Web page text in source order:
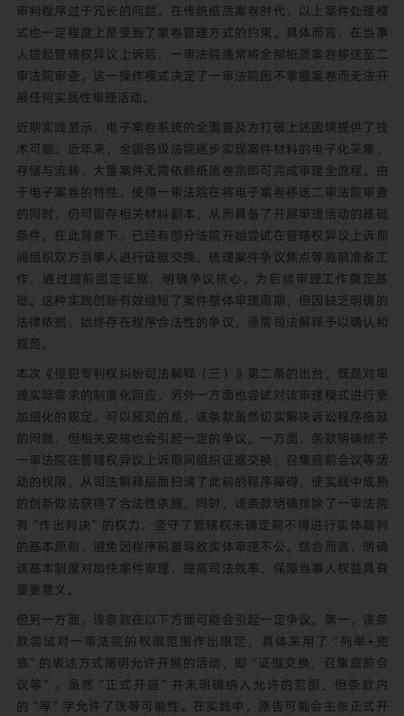
审判程序过于冗长的问题。在传统纸质案卷时代，以上案件处理模
式也一定程度上是受到了案卷管理方式的约束。具体而言，在当事
人提起管辖权异议上诉后，一审法院通常将全部纸质案卷移送至二
审法院审查。这一操作模式决定了一审法院因不掌握案卷而无法开
展任何实质性审理活动。
近期实践显示，电子案卷系统的全面普及为打破上述困境提供了技
术可能。近年来，全国各级法院逐步实现案件材料的电子化采集、
存储与流转，大量案件无需依赖纸质卷宗即可完成审理全流程。由
于电子案卷的特性，使得一审法院在将电子案卷移送二审法院审查
的同时，仍可留存相关材料副本，从而具备了开展审理活动的基础
条件。在此背景下，已经有部分法院开始尝试在管辖权异议上诉期
间组织双方当事人进行证据交换、梳理案件争议焦点等庭前准备工
作，通过提前固定证据、明确争议核心，为后续审理工作奠定基
础。这种实践创新有效缩短了案件整体审理周期，但因缺乏明确的
法律依据，始终存在程序合法性的争议，亟需司法解释予以确认和
规范。
本次《侵犯专利权纠纷司法解释（三）》第二条的出台，既是对审
理实际需求的制度化回应，另外一方面也尝试对该审理模式进行更
加细化的规定。可以预见的是，该条款虽然切实解决诉讼程序拖延
的问题，但相关安排也会引起一定的争议。一方面，条款明确赋予
一审法院在管辖权异议上诉期间组织证据交换、召集庭前会议等活
动的权限，从司法解释层面扫清了此前的程序障碍，使实践中成熟
的创新做法获得了合法性依据。同时，该条款明确排除了一审法院
有“作出判决”的权力，坚守了管辖权未确定前不得进行实体裁判
的基本原则，避免因程序前置导致实体审理不公。综合而言，明确
该基本制度对加快案件审理、提高司法效率、保障当事人权益具有
重要意义。
但另一方面，该条款在以下方面可能会引起一定争议。第一，该条
款尝试对一审法院的权限范围作出限定，具体采用了“列举+兜
底”的表述方式阐明允许开展的活动，即“证据交换、召集庭前会
议等”。虽然“正式开庭”并未明确纳入允许的范围，但条款内
的“等”字允许了该等可能性。在实践中，原告可能会主张正式开